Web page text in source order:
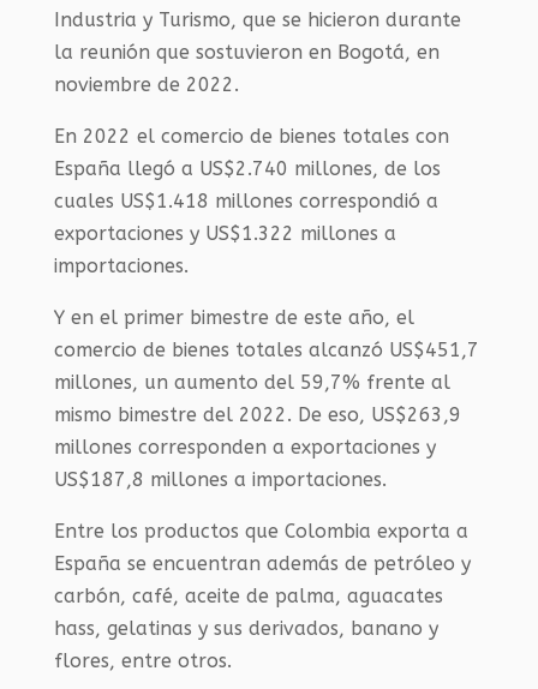
Industria y Turismo, que se hicieron durante
la reunión que sostuvieron en Bogotá, en
noviembre de 2022.
En 2022 el comercio de bienes totales con
España llegó a US$2.740 millones, de los
cuales US$1.418 millones correspondió a
exportaciones y US$1.322 millones a
importaciones.
Y en el primer bimestre de este año, el
comercio de bienes totales alcanzó US$451,7
millones, un aumento del 59,7% frente al
mismo bimestre del 2022. De eso, US$263,9
millones corresponden a exportaciones y
US$187,8 millones a importaciones.
Entre los productos que Colombia exporta a
España se encuentran además de petróleo y
carbón, café, aceite de palma, aguacates
hass, gelatinas y sus derivados, banano y
flores, entre otros.